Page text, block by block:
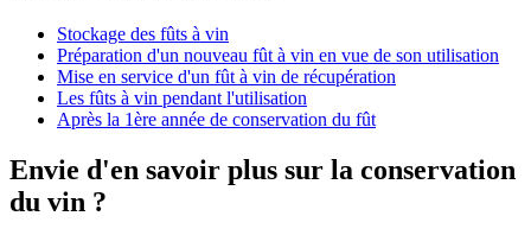
Stockage des fûts à vin
Préparation d'un nouveau fût à vin en vue de son utilisation
Mise en service d'un fût à vin de récupération
Les fûts à vin pendant l'utilisation
Après la 1ère année de conservation du fût
Envie d'en savoir plus sur la conservation
du vin ?